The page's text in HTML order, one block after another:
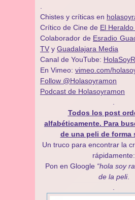
Chistes y críticas en
Crítico de Cine de El
​​Colaborador de Esradio
TV y Guadalajara Media
Canal de YouTube:
En Vimeo: vimeo.com/
Follow @Holasoyramon
Podcast de Holasoyramon
Todos los post
alfabéticamente. Para
de una peli de
Un truco para encontrar la
rápidamente:
Pon en Gloogle “hola soy
de la peli.